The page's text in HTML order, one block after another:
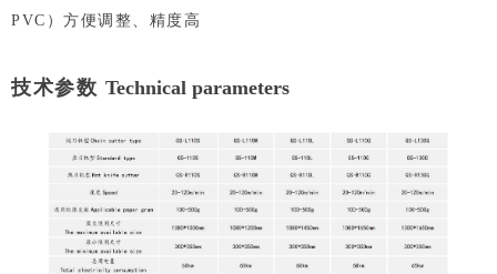
PVC）方便调整、精度高
技术参数 Technical parameters